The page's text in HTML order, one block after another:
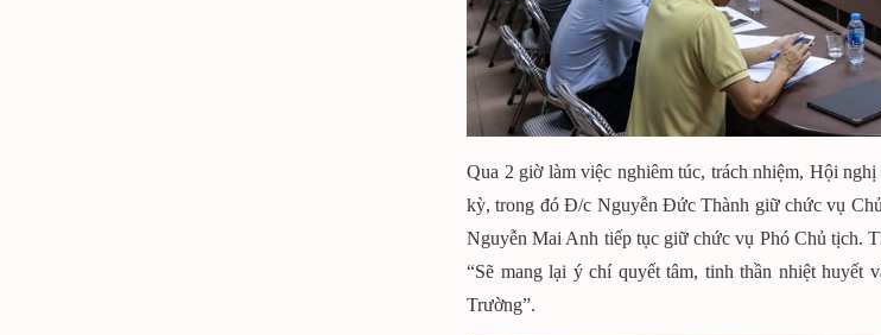
Qua 2 giờ làm việc nghiêm túc, trách nhiệm, Hội
kỳ, trong đó Đ/c Nguyễn Đức Thành giữ chức vụ
Nguyễn Mai Anh tiếp tục giữ chức vụ Phó Chủ tịch.
“Sẽ mang lại ý chí quyết tâm, tinh thần nhiệt huyết
Trường”.